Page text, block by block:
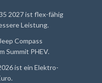
2027 ist flex-fähig
Leistung.
Compass
Summit PHEV.
ist ein Elektro-